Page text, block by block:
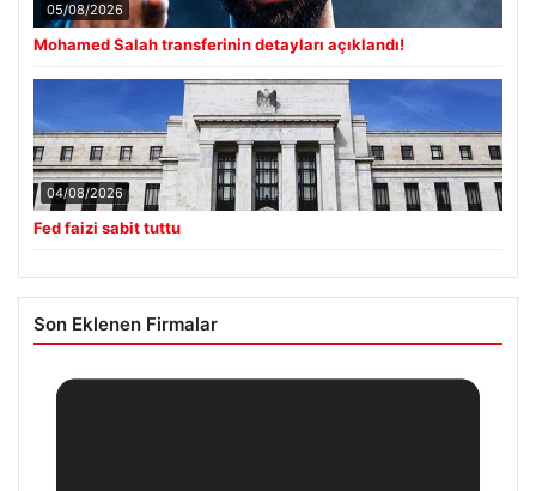
05/08/2026
Mohamed Salah transferinin detayları açıklandı!
04/08/2026
Fed faizi sabit tuttu
Son Eklenen Firmalar